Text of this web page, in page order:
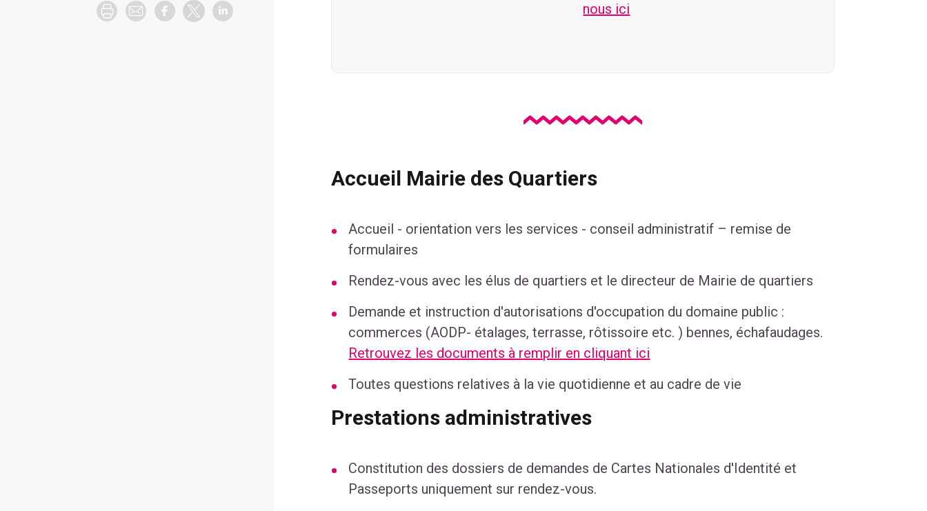
nous ici
Accueil Mairie des Quartiers
Accueil - orientation vers les services - conseil administratif – remise de
formulaires
Rendez-vous avec les élus de quartiers et le directeur de Mairie de quartiers
Demande et instruction d'autorisations d'occupation du domaine public :
commerces (AODP- étalages, terrasse, rôtissoire etc. ) bennes, échafaudages.
Retrouvez les documents à remplir en cliquant ici
Toutes questions relatives à la vie quotidienne et au cadre de vie
Prestations administratives
Constitution des dossiers de demandes de Cartes Nationales d'Identité et
Passeports uniquement sur rendez-vous.